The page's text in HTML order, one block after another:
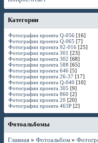
Категории
Фотографии проекта Q-056 [16]
Фотографии проекта Q-065 [7]
Фотографии проекта 92-016 [25]
Фотографии проекта 301
[23]
Фотографии проекта 302 [68]
Фотографии проекта 588 [65]
Фотографии проекта 646 [5]
Фотографии проекта 26-37 [17]
Фотографии проекта Q-040 [10]
Фотографии проекта 305 [9]
Фотографии проекта 860 [2]
Фотографии проекта 20 [20]
Фотографии проекта 463P [2]
Фотоальбомы
Главная » Фотоальбом »